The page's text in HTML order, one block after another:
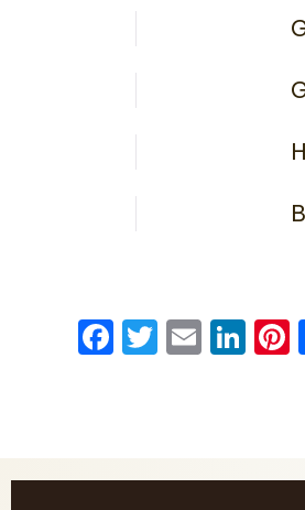
Facebook
Twitter
Email